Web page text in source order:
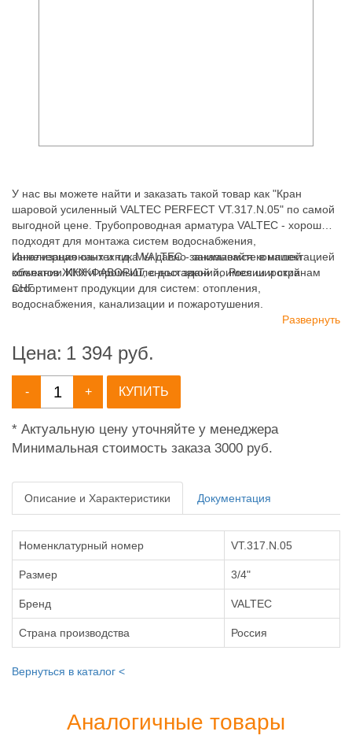
У нас вы можете найти и заказать такой товар как "Кран
шаровой усиленный VALTEC PERFECT VT.317.N.05" по самой
выгодной цене. Трубопроводная арматура VALTEC - хорошо
подходят для монтажа систем водоснабжения,
канализационных и т.д. Мы давно занимаемся комплектацией
объектов ЖКХ и промышленных зданий, имея широкий
ассортимент продукции для систем: отопления,
водоснабжения, канализации и пожаротушения.
Инженерная сантехника VALTEC - заказывайте в нашей
компании ИНЖФАВОРИТ, с доставкой по России и странам
СНГ.
Развернуть
Цена: 1 394 руб.
- + КУПИТЬ
* Актуальную цену уточняйте у менеджера
Минимальная стоимость заказа 3000 руб.
Описание и Характеристики Документация
Номенклатурный номер VT.317.N.05
Размер 3/4"
Бренд VALTEC
Страна производства Россия
Вернуться в каталог <
Аналогичные товары